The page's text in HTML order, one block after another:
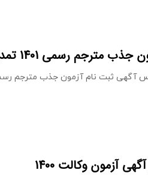
مترجم رسمی 1401 تمدید شد
آزمون وکالت 1400